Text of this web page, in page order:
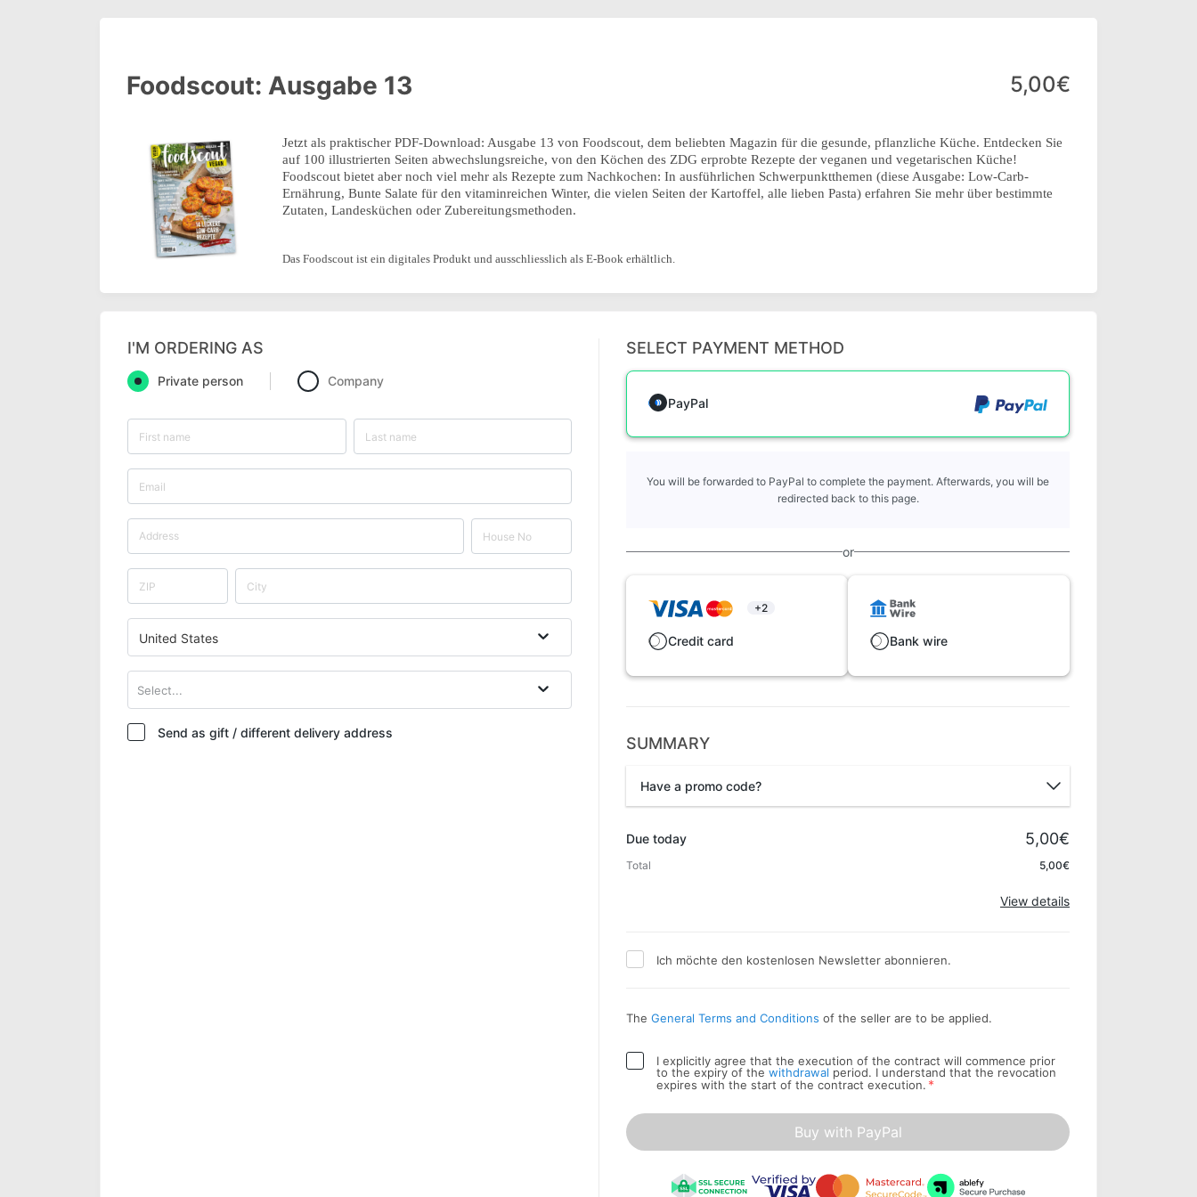
Foodscout: Ausgabe 13 5,00€
Jetzt als praktischer PDF-Download: Ausgabe 13 von Foodscout, dem beliebten Magazin für die gesunde, pflanzliche Küche. Entdecken Sie
auf 100 illustrierten Seiten abwechslungsreiche, von den Köchen des ZDG erprobte Rezepte der veganen und vegetarischen Küche!
Foodscout bietet aber noch viel mehr als Rezepte zum Nachkochen: In ausführlichen Schwerpunktthemen (diese Ausgabe: Low-Carb-
Ernährung, Bunte Salate für den vitaminreichen Winter, die vielen Seiten der Kartoffel, alle lieben Pasta) erfahren Sie mehr über bestimmte
Zutaten, Landesküchen oder Zubereitungsmethoden.
Das Foodscout ist ein digitales Produkt und ausschliesslich als E-Book erhältlich.
I'M ORDERING AS
Private person Company
United States
Select...
Send as gift / different delivery address
SELECT PAYMENT METHOD
PayPal
You will be forwarded to PayPal to complete the payment. Afterwards, you will be
redirected back to this page.
or
+2
Credit card Bank wire
SUMMARY
Have a promo code?
Due today 5,00€
Total 5,00€
View details
Ich möchte den kostenlosen Newsletter abonnieren.
The General Terms and Conditions of the seller are to be applied.
I explicitly agree that the execution of the contract will commence prior
to the expiry of the withdrawal period. I understand that the revocation
expires with the start of the contract execution. *
Buy with PayPal